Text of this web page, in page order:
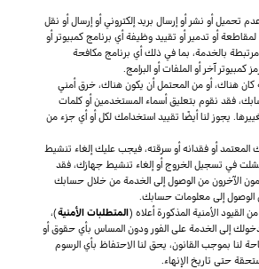
تحميل أو نشر أو إرسال بريد إلكتروني أو إرسال أو نقل
أو تدمير أو تقييد وظيفة أي برنامج كمبيوتر أو
بالخدمة، بما في ذلك أي برنامج مكافحة
كمبيوتر آخر أو الملفات أو البرامج.
كان هناك، أو من المحتمل أن يكون هناك، خرق أمني
فقد نقوم بتعليق أسماء المستخدمين أو كلمات
يجوز لنا أيضًا تقييد استخدامك لكل أو أي جزء من
المعتمد أو فقدانه أو سرقته، فيجب عليك إلغاء تنشيط
فشلت في تسجيل الخروج أو إلغاء تنشيط جهازك، فقد
الآخرون من الوصول إلى الخدمة من خلال حسابك
الوصول إلى معلومات حسابك.
القيود الأمنية المذكورة أعلاه (المتطلبات الأمنية)،
دخولك إلى الخدمة على الفور ودون المساس بأي حقوق أو
لنا بموجب القانون، يحق لنا الاحتفاظ بأي الرسوم
حتى تاريخ الإنهاء.